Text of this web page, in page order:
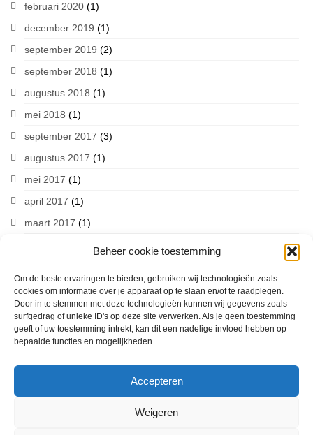
Beheer cookie toestemming
Om de beste ervaringen te bieden, gebruiken wij technologieën zoals
cookies om informatie over je apparaat op te slaan en/of te raadplegen.
Door in te stemmen met deze technologieën kunnen wij gegevens zoals
surfgedrag of unieke ID's op deze site verwerken. Als je geen toestemming
geeft of uw toestemming intrekt, kan dit een nadelige invloed hebben op
bepaalde functies en mogelijkheden.
Accepteren
Weigeren
februari 2020 (1)
december 2019 (1)
september 2019 (2)
september 2018 (1)
augustus 2018 (1)
mei 2018 (1)
september 2017 (3)
augustus 2017 (1)
mei 2017 (1)
april 2017 (1)
maart 2017 (1)
Volg ons op social media